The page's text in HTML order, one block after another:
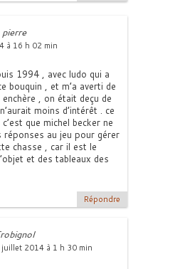
pierre
à 16 h 02 min
1994 , avec ludo qui a
bouquin , et m’a averti de
, on était deçu de
moins d’intérêt . ce
que michel becker ne
réponses au jeu pour gérer
chasse , car il est le
et des tableaux des
Répondre
2014 à 1 h 30 min